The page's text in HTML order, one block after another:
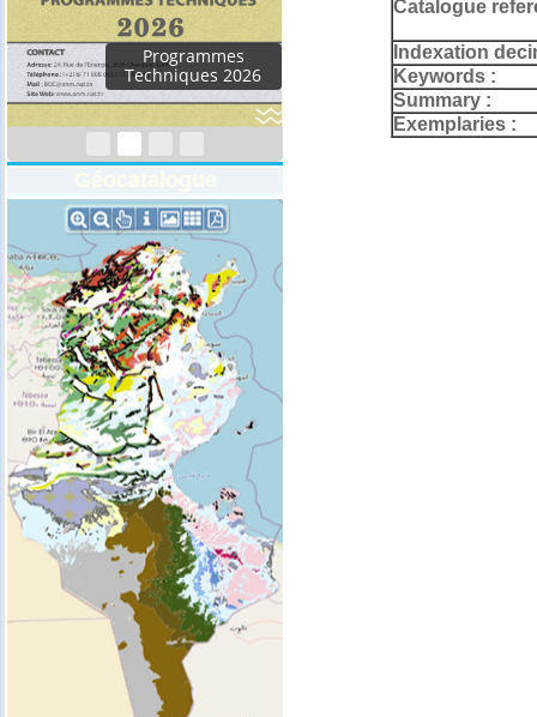
Rapport d'activités
2024
Catalogue
Indexation
Keywords :
Summary :
Exemplaries :